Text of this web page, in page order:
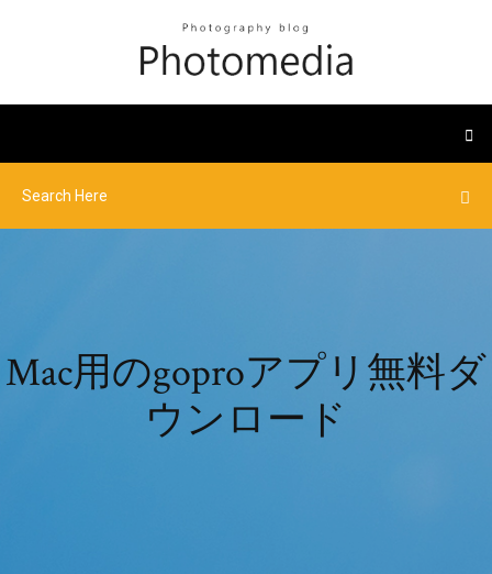
Mac用のgoproアプリ無料ダ
ウンロード